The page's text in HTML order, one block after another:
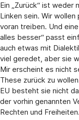
Ein „Zurück“ ist weder
Linken sein. Wir
voran treiben. Und
alles besser“ passt
auch etwas mit
viel geredet, aber sie
Mir erscheint es nicht
These zurück zu
EU besteht sie nicht
der vorhin genannten
Rechten und